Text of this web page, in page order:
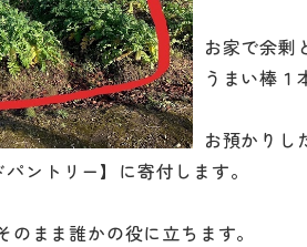
お家で余剰
うまい棒１
お預かりし
パントリー】に寄付します。
まま誰かの役に立ちます。